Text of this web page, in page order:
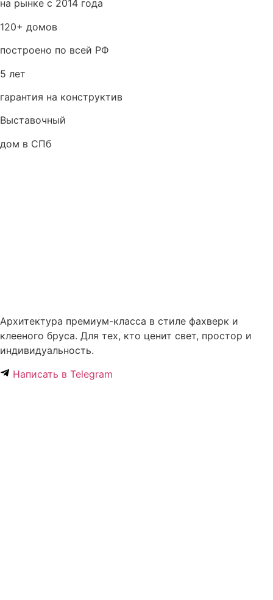
на рынке с 2014 года
120+ домов
построено по всей РФ
5 лет
гарантия на конструктив
Выставочный
дом в СПб
Архитектура премиум-класса в стиле фахверк и
клееного бруса. Для тех, кто ценит свет, простор и
индивидуальность.
Написать в Telegram